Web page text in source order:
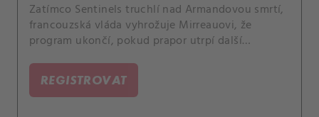
Zatímco Sentinels truchlí nad Armandovou smrtí,
francouzská vláda vyhrožuje Mirreauovi, že
program ukončí, pokud prapor utrpí další
novinářka, se zabývá deset let starým případem
podivné série vražd, do které se Mirreau zdá být
REGISTROVAT